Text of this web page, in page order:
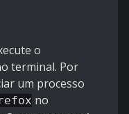
o
terminal. Por
um processo
no